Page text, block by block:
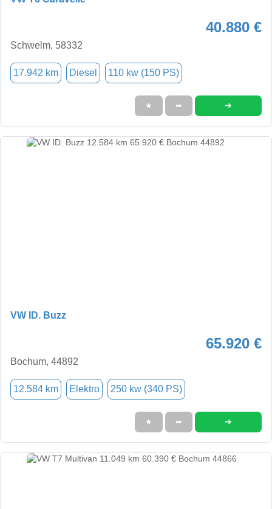
40.880 €
Schwelm, 58332
17.942 km Diesel 110 kw (150 PS)
★ ➦ ➜
VW ID. Buzz
65.920 €
Bochum, 44892
12.584 km Elektro 250 kw (340 PS)
★ ➦ ➜